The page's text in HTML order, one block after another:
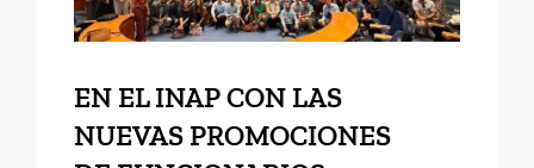
EN EL INAP CON LAS
NUEVAS PROMOCIONES